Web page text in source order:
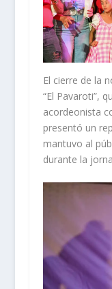
El cierre de la
“El Pavaroti”,
acordeonista
presentó un
mantuvo al
durante la